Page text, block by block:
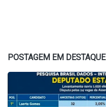
POSTAGEM EM DESTAQUE